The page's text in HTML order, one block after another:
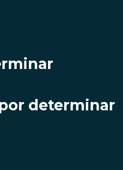
por determinar